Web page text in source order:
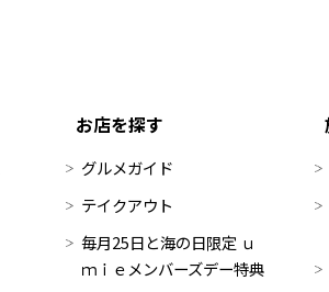
お店を探す
グルメガイド
テイクアウト
毎月25日と海の日限定 ｕ
ｍｉｅメンバーズデー特典